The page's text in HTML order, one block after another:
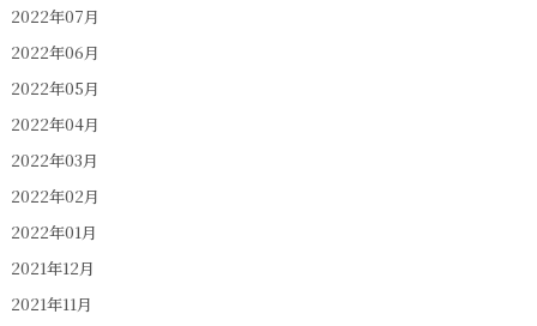
2022年07月
2022年06月
2022年05月
2022年04月
2022年03月
2022年02月
2022年01月
2021年12月
2021年11月